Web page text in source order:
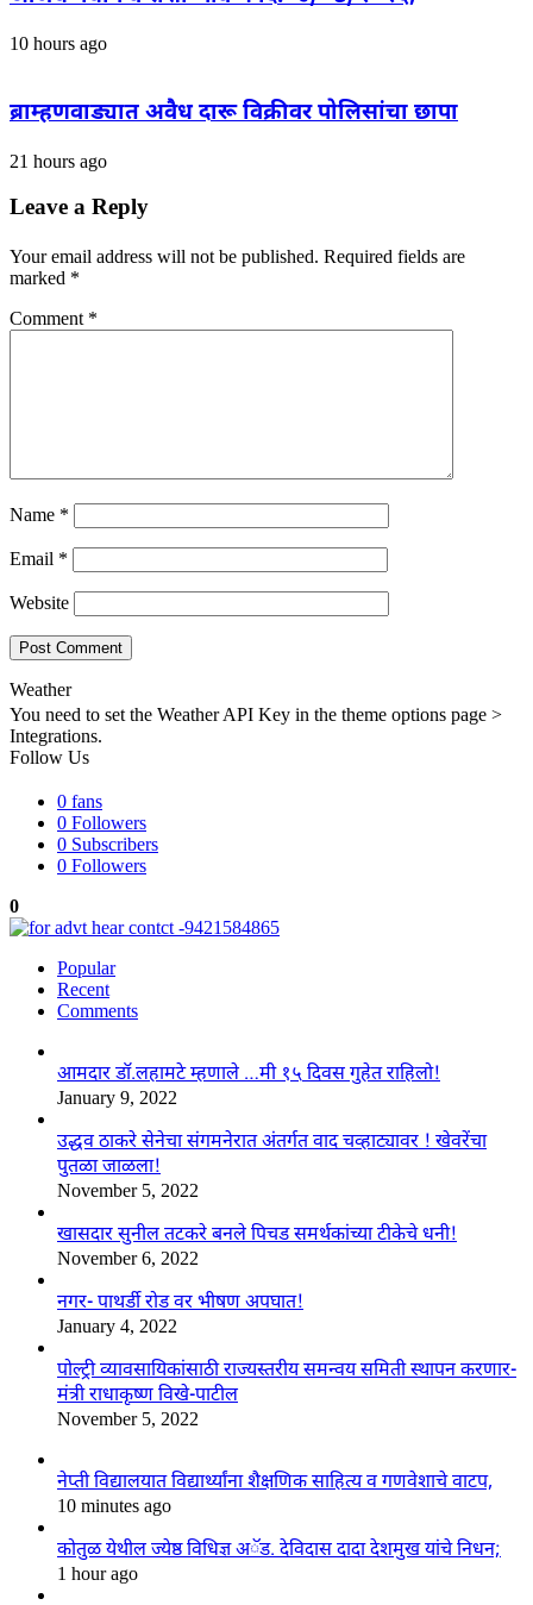
10 hours ago
ब्राम्हणवाड्यात अवैध दारू विक्रीवर पोलिसांचा छापा
21 hours ago
Leave a Reply
Your email address will not be published. Required fields are
marked *
Comment *
Name *
Email *
Website
Weather
You need to set the Weather API Key in the theme options page >
Integrations.
Follow Us
0 fans
0 Followers
0 Subscribers
0 Followers
0
Popular
Recent
Comments
आमदार डॉ.लहामटे म्हणाले …मी १५ दिवस गुहेत राहिलो!
January 9, 2022
उद्धव ठाकरे सेनेचा संगमनेरात अंतर्गत वाद चव्हाट्यावर ! खेवरेंचा
पुतळा जाळला!
November 5, 2022
खासदार सुनील तटकरे बनले पिचड समर्थकांच्या टीकेचे धनी!
November 6, 2022
नगर- पाथर्डी रोड वर भीषण अपघात!
January 4, 2022
पोल्ट्री व्यावसायिकांसाठी राज्यस्तरीय समन्वय समिती स्थापन करणार-
मंत्री राधाकृष्ण विखे-पाटील
November 5, 2022
नेप्ती विद्यालयात विद्यार्थ्यांना शैक्षणिक साहित्य व गणवेशाचे वाटप,
10 minutes ago
कोतुळ येथील ज्येष्ठ विधिज्ञ अॅड. देविदास दादा देशमुख यांचे निधन;
1 hour ago